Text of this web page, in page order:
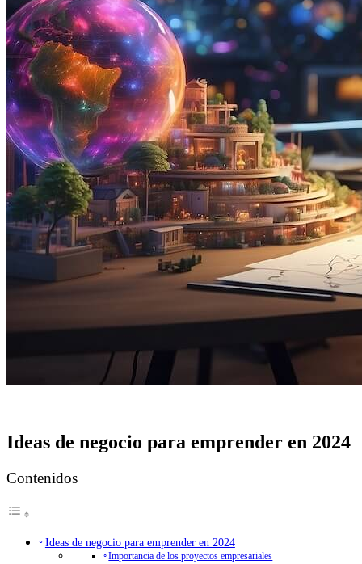
Ideas de negocio para emprender en 2024
Contenidos
Ideas de negocio para emprender en 2024
Importancia de los proyectos empresariales